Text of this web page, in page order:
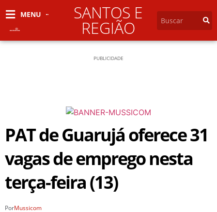
MENU SANTOS E
REGIÃO
PUBLICIDADE
PAT de Guarujá oferece 31
vagas de emprego nesta
terça-feira (13)
PorMussicom